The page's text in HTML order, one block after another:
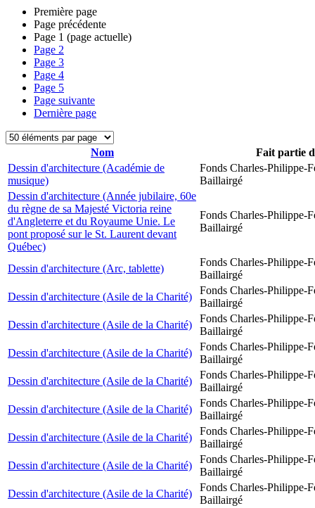
Première page
Page précédente
Page 1 (page actuelle)
Page 2
Page 3
Page 4
Page 5
Page suivante
Dernière page
Nom
Fait partie
Dessin d'architecture (Académie de
musique)
Fonds Charles-Philippe-
Baillairgé
Dessin d'architecture (Année jubilaire, 60e
du règne de sa Majesté Victoria reine
d'Angleterre et du Royaume Unie. Le
pont proposé sur le St. Laurent devant
Québec)
Fonds Charles-Philippe-
Baillairgé
Dessin d'architecture (Arc, tablette)
Fonds Charles-Philippe-
Baillairgé
Dessin d'architecture (Asile de la Charité)
Fonds Charles-Philippe-
Baillairgé
Dessin d'architecture (Asile de la Charité)
Fonds Charles-Philippe-
Baillairgé
Dessin d'architecture (Asile de la Charité)
Fonds Charles-Philippe-
Baillairgé
Dessin d'architecture (Asile de la Charité)
Fonds Charles-Philippe-
Baillairgé
Dessin d'architecture (Asile de la Charité)
Fonds Charles-Philippe-
Baillairgé
Dessin d'architecture (Asile de la Charité)
Fonds Charles-Philippe-
Baillairgé
Dessin d'architecture (Asile de la Charité)
Fonds Charles-Philippe-
Baillairgé
Dessin d'architecture (Asile de la Charité)
Fonds Charles-Philippe-
Baillairgé